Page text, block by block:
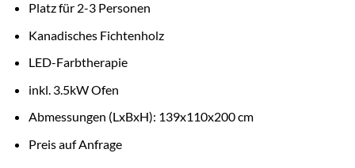
Platz für 2-3 Personen
Kanadisches Fichtenholz
LED-Farbtherapie
inkl. 3.5kW Ofen
Abmessungen (LxBxH): 139x110x200 cm
Preis auf Anfrage